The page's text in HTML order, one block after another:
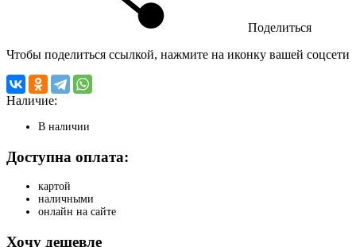
Поделиться
Чтобы поделиться ссылкой, нажмите на иконку вашей соцсети
Наличие:
В наличии
Доступна оплата:
картой
наличными
онлайн на сайте
Хочу дешевле